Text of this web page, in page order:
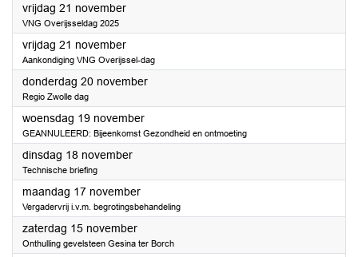
vrijdag 21 november2025
VNG Overijsseldag 2025
vrijdag 21 november2025
Aankondiging VNG Overijssel-dag
donderdag 20 november2025
Regio Zwolle dag
woensdag 19 november2025
GEANNULEERD: Bijeenkomst Gezondheid en ontmoeting
dinsdag 18 november2025
Technische briefing
maandag 17 november2025
Vergadervrij i.v.m. begrotingsbehandeling
zaterdag 15 november2025
Onthulling gevelsteen Gesina ter Borch